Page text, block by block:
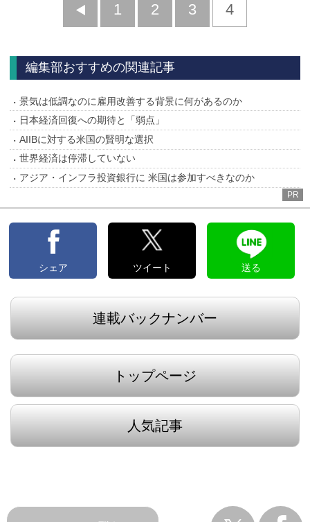
前
1 2 3 4
編集部おすすめの関連記事
景気は低調なのに雇用改善する背景に何があるのか
日本経済回復への期待と「弱点」
AIIBに対する米国の賢明な選択
世界経済は停滞していない
アジア・インフラ投資銀行に 米国は参加すべきなのか
PR
シェア ツイート 送る
連載バックナンバー
トップページ
人気記事